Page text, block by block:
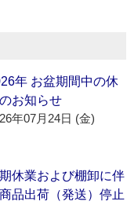
年 お盆期間中の休
お知らせ
年07月24日 (金)
休業および棚卸に伴
品出荷（発送）停止